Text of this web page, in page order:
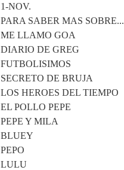
1-NOV.
PARA SABER MAS SOBRE...
ME LLAMO GOA
DIARIO DE GREG
FUTBOLISIMOS
SECRETO DE BRUJA
LOS HEROES DEL TIEMPO
EL POLLO PEPE
PEPE Y MILA
BLUEY
PEPO
LULU